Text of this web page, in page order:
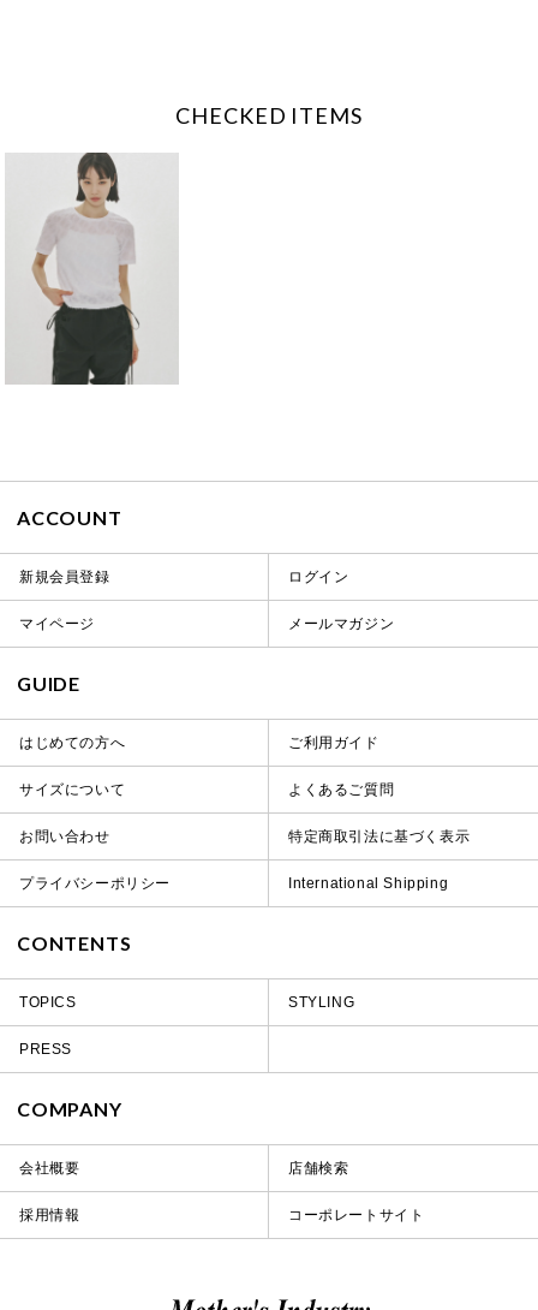
CHECKED ITEMS
ACCOUNT
新規会員登録 ログイン
マイページ メールマガジン
GUIDE
はじめての方へ ご利用ガイド
サイズについて よくあるご質問
お問い合わせ 特定商取引法に基づく表示
プライバシーポリシー International Shipping
CONTENTS
TOPICS STYLING
PRESS
COMPANY
会社概要 店舗検索
採用情報 コーポレートサイト